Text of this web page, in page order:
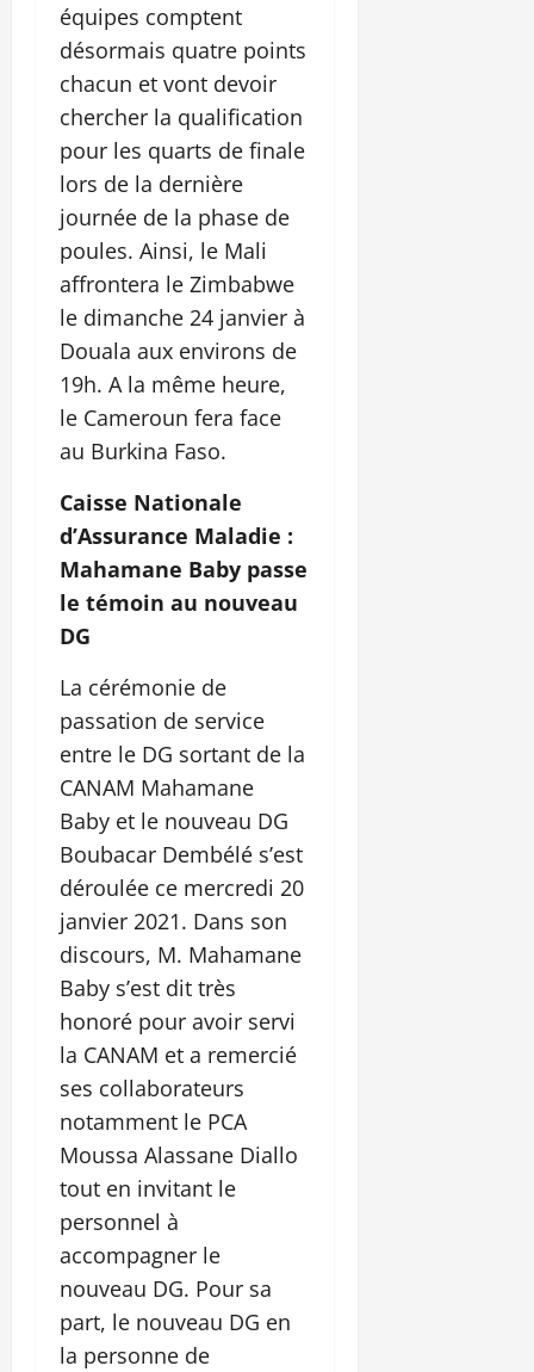
équipes comptent
désormais quatre points
chacun et vont devoir
chercher la qualification
pour les quarts de finale
lors de la dernière
journée de la phase de
poules. Ainsi, le Mali
affrontera le Zimbabwe
le dimanche 24 janvier à
Douala aux environs de
19h. A la même heure,
le Cameroun fera face
au Burkina Faso.
Caisse Nationale
d’Assurance Maladie :
Mahamane Baby passe
le témoin au nouveau
DG
La cérémonie de
passation de service
entre le DG sortant de la
CANAM Mahamane
Baby et le nouveau DG
Boubacar Dembélé s’est
déroulée ce mercredi 20
janvier 2021. Dans son
discours, M. Mahamane
Baby s’est dit très
honoré pour avoir servi
la CANAM et a remercié
ses collaborateurs
notamment le PCA
Moussa Alassane Diallo
tout en invitant le
personnel à
accompagner le
nouveau DG. Pour sa
part, le nouveau DG en
la personne de